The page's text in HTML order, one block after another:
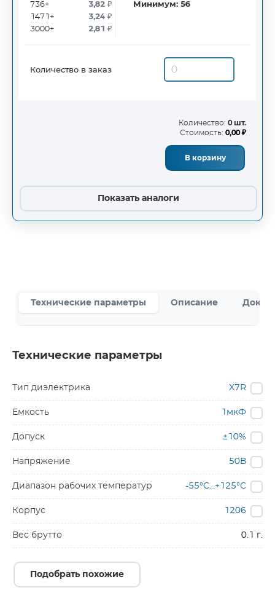
736+
1471+
3000+
3,82₽
3,24₽
2,81₽
Минимум:56
Количество в заказ
Количество: 0 шт.
Стоимость: 0,00 ₽
В корзину
Показать аналоги
Технические параметры Описание
Технические параметры
Тип диэлектрика X7R
Емкость 1мкФ
Допуск ±10%
Напряжение 50В
Диапазон рабочих температур -55°C…+125°C
Корпус 1206
Вес брутто 0.1 г.
Подобрать похожие